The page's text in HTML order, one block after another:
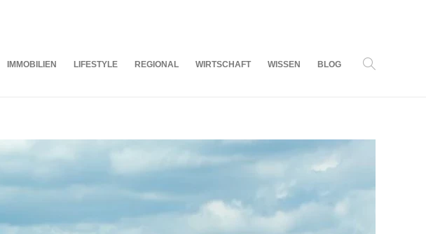
IMMOBILIEN LIFESTYLE REGIONAL WIRTSCHAFT WISSEN BLOG